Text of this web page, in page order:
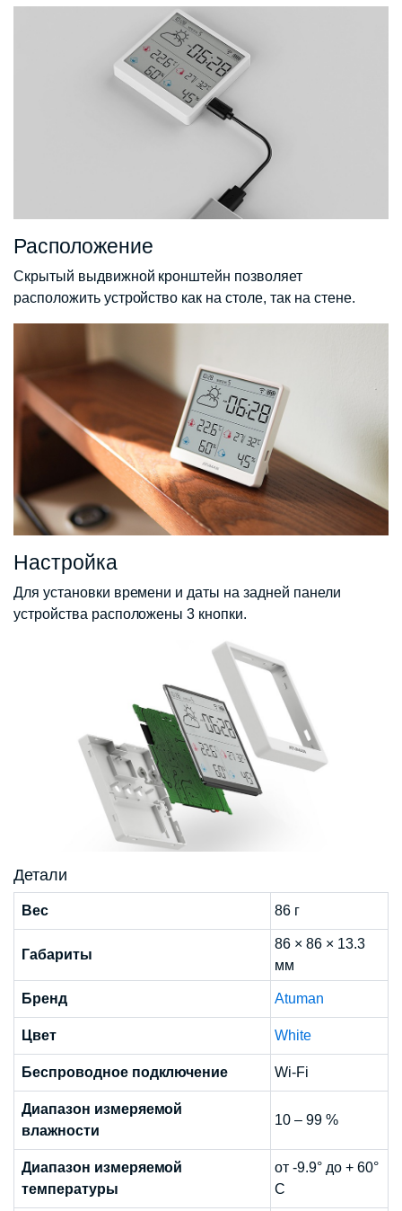
Расположение
Скрытый выдвижной кронштейн позволяет
расположить устройство как на столе, так на стене.
Настройка
Для установки времени и даты на задней панели
устройства расположены 3 кнопки.
Детали
Вес 86 г
Габариты
86 × 86 × 13.3
мм
Бренд Atuman
Цвет White
Беспроводное подключение Wi-Fi
Диапазон измеряемой
влажности
10 – 99 %
Диапазон измеряемой
температуры
от -9.9° до + 60°
С